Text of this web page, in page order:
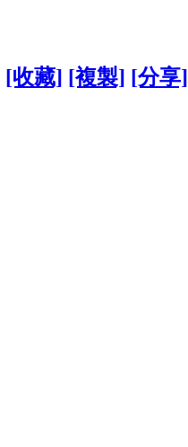
[收藏] [複製] [分享]